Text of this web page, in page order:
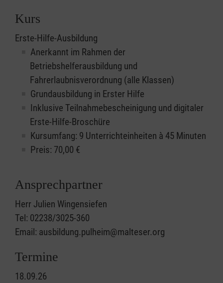
Kurs
Erste-Hilfe-Ausbildung
Anerkannt im Rahmen der
Betriebshelferausbildung und
Fahrerlaubnisverordnung (alle Klassen)
Grundausbildung in Erster Hilfe
Inklusive Teilnahmebescheinigung und digitaler
Erste-Hilfe-Broschüre
Kursumfang: 9 Unterrichteinheiten à 45 Minuten
Preis: 70,00 €
Ansprechpartner
Herr Julien Wingensiefen
Tel: 02238/3025-360
Email: ausbildung.pulheim@malteser.org
Termine
18.09.26